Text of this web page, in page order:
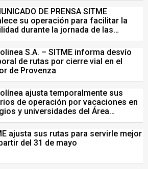
DE PRENSA SITME
su operación para facilitar la
durante la jornada de las
Saber del 26 de julio
S.A. – SITME informa desvío
de rutas por cierre vial en el
de Provenza
ajusta temporalmente sus
de operación por vacaciones en
y universidades del Área
de Bucaramanga.
ajusta sus rutas para servirle mejor
del 31 de mayo